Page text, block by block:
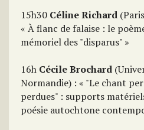
15h30 Céline Richard
« À flanc de falaise : le
mémoriel des "disparus" »
16h Cécile Brochard
Normandie) : « "Le chant
perdues" : supports
poésie autochtone